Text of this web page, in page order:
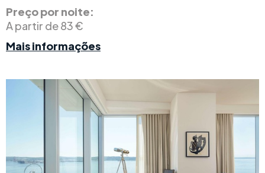
Preço por noite:
A partir de 83 €
Mais informações